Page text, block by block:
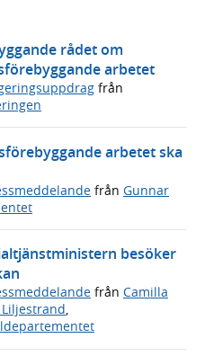
rådet om
arbetet
från
arbetet ska
från Gunnar
besöker
från Camilla
Liljestrand,